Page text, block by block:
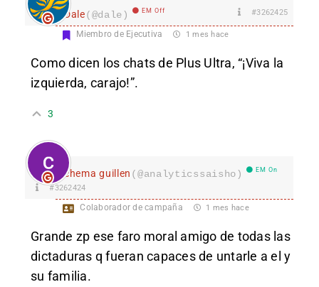
Dale(@dale) EM Off #3262425
Miembro de Ejecutiva 1 mes hace
Como dicen los chats de Plus Ultra, “¡Viva la
izquierda, carajo!”.
3
chema guillen (@analyticssaisho) EM On
#3262424
Colaborador de campaña 1 mes hace
Grande zp ese faro moral amigo de todas las
dictaduras q fueran capaces de untarle a el y
su familia.